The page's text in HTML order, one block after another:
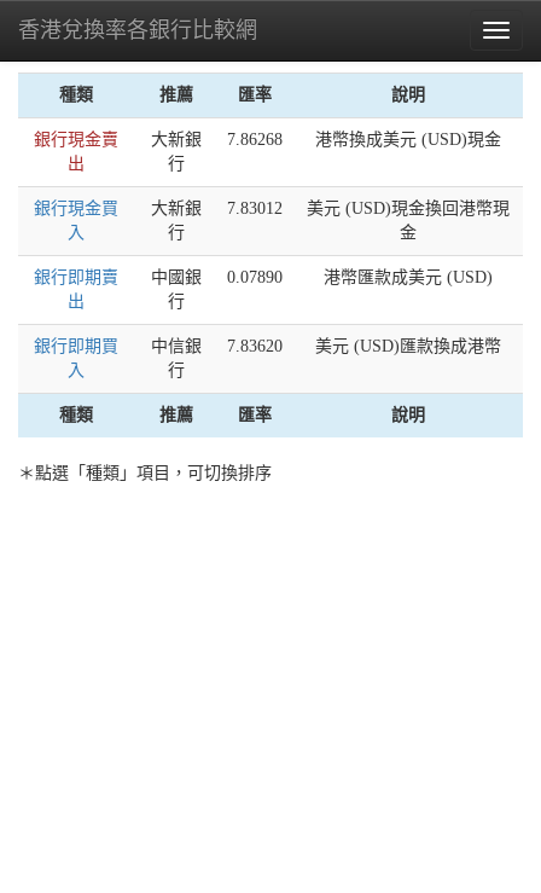
Toggle
香港兌換率各銀行比較網
種類 推薦 匯率 說明
銀行現金賣
出
大新銀
行
7.86268 港幣換成美元 (USD)現金
銀行現金買
入
大新銀
行
7.83012
美元 (USD)現金換回港幣現
金
銀行即期賣
出
中國銀
行
0.07890 港幣匯款成美元 (USD)
銀行即期買
入
中信銀
行
7.83620 美元 (USD)匯款換成港幣
種類 推薦 匯率 說明
＊點選「種類」項目，可切換排序